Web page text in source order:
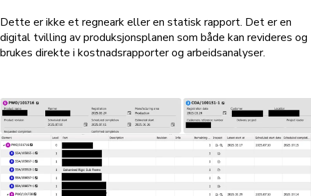
Dette er ikke et regneark eller en statisk rapport. Det er en
digital tvilling av produksjonsplanen som både kan revideres og
brukes direkte i kostnadsrapporter og arbeidsanalyser.